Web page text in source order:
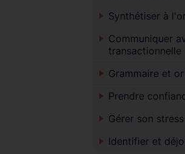
Synthétiser à
Communiquer
transactionnelle
Grammaire et
Prendre
Gérer son
Identifier et